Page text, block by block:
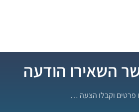
השאירו הודעה
פרטים וקבלו הצעה …